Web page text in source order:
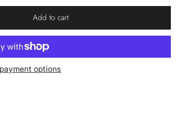
Add to cart
options